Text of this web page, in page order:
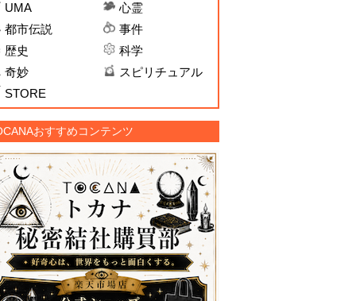
UMA
心霊
都市伝説
事件
歴史
科学
奇妙
スピリチュアル
STORE
おすすめコンテンツ